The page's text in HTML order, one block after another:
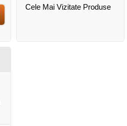
Cele Mai Vizitate Produse